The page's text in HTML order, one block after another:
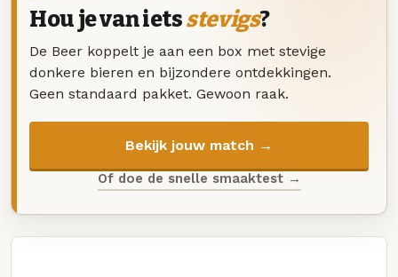
Hou je van ietsstevigs?
De Beer koppelt je aan een box met stevige
donkere bieren en bijzondere ontdekkingen.
Geen standaard pakket. Gewoon raak.
Bekijk jouw match →
Of doe de snelle smaaktest →